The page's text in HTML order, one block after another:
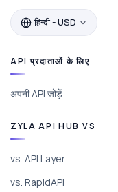
हिन्दी - USD
API प्रदाताओं के लिए
अपनी API जोड़ें
ZYLA API HUB VS
vs. API Layer
vs. RapidAPI